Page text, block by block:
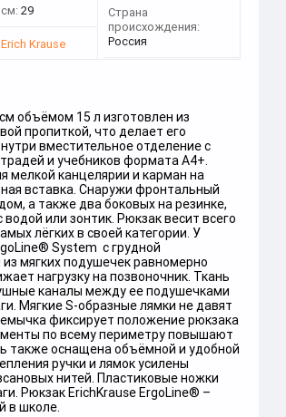
29
Erich Krause
Страна
происхождения:
Россия
объёмом 15 л изготовлен из
пропиткой, что делает его
вместительное отделение с
и учебников формата А4+.
мелкой канцелярии и карман на
вставка. Снаружи фронтальный
а также два боковых на резинке,
или зонтик. Рюкзак весит всего
лёгких в своей категории. У
System с грудной
мягких подушечек равномерно
нагрузку на позвоночник. Ткань
каналы между ее подушечками
Мягкие S-образные лямки не давят
фиксирует положение рюкзака
по всему периметру повышают
также оснащена объёмной и удобной
ручки и лямок усилены
нитей. Пластиковые ножки
Рюкзак ErichKrause ErgoLine® –
в школе.